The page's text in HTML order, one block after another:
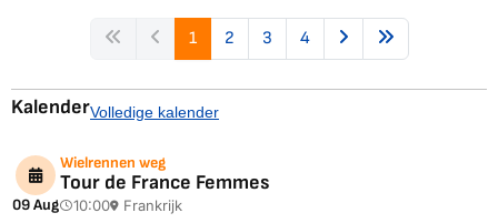
1 2 3 4
KalenderVolledige kalender
09 Aug
Wielrennen weg
Tour de France Femmes
10:00 Frankrijk